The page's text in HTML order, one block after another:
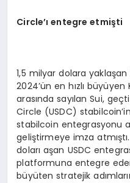
Circle’ı entegre etmişti
1,5 milyar dolara
2024’ün en hızlı
arasında sayılan Sui,
Circle (USDC)
stabilcoin entegrasyonu
geliştirmeye imza
doları aşan USDC
platformuna entegre
büyüten stratejik